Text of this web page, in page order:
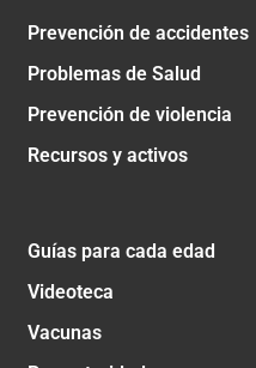
Prevención de accidentes
Problemas de Salud
Prevención de violencia
Recursos y activos
Guías para cada edad
Videoteca
Vacunas